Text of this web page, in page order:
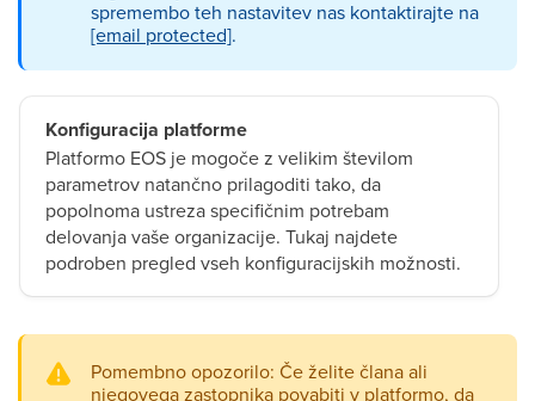
spremembo teh nastavitev nas kontaktirajte na
[email protected].
Konfiguracija platforme
Platformo EOS je mogoče z velikim številom
parametrov natančno prilagoditi tako, da
popolnoma ustreza specifičnim potrebam
delovanja vaše organizacije. Tukaj najdete
podroben pregled vseh konfiguracijskih možnosti.
Pomembno opozorilo: Če želite člana ali
njegovega zastopnika povabiti v platformo, da